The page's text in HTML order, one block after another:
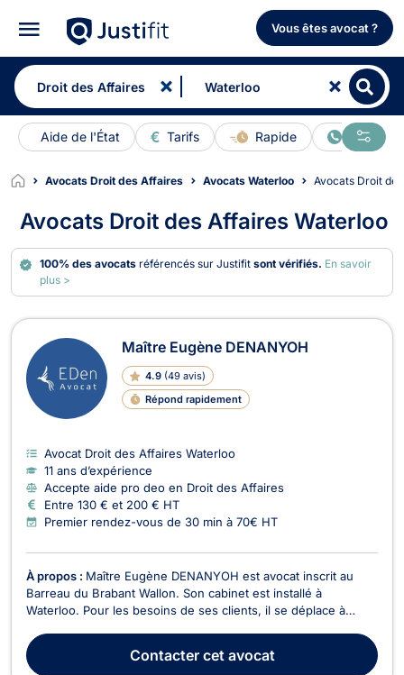
Vous êtes avocat ?
Aide de l'État Tarifs Rapide En ligne
Avocats Droit des Affaires Avocats Waterloo Avocats Droit
Avocats Droit des Affaires Waterloo
100% des avocats référencés sur Justifitsont vérifiés. En savoir
plus >
Avocats en Droit des Affaires à
Maître Eugène DENANYOH
4.9 (49 avis)
Répond rapidement
Avocat Droit des Affaires Waterloo
11 ans d’expérience
Accepte aide pro deo en Droit des Affaires
Entre 130 € et 200 € HT
Premier rendez-vous de 30 min à 70€ HT
À propos : Maître Eugène DENANYOH est avocat inscrit au
Barreau du Brabant Wallon. Son cabinet est installé à
Waterloo. Pour les besoins de ses clients, il se déplace à
du Royaume. Maître Eugène DENANYOH intervient en droit de
la faillite, pour les procédures sur aveu ou s...
Contactercet avocat